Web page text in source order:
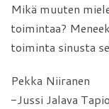
Mikä muuten
toimintaa?
toiminta sinusta
Pekka Niiranen
-Jussi Jalava